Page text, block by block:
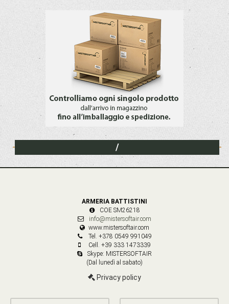
/
ARMERIA BATTISTINI
COE SM26218
info@mistersoftair.com
www.mistersoftair.com
Tel. +378 0549 991049
Cell. +39 333 1473339
Skype: MISTERSOFTAIR
(Dal lunedì al sabato)
Privacy policy